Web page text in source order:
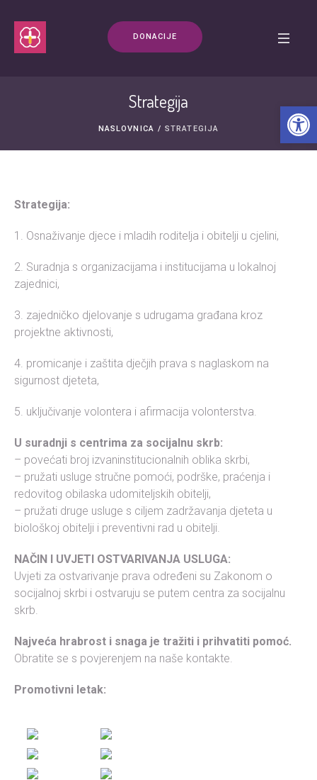
DONACIJE
Strategija
NASLOVNICA / STRATEGIJA
Strategija:
1. Osnaživanje djece i mladih roditelja i obitelji u cjelini,
2. Suradnja s organizacijama i institucijama u lokalnoj
zajednici,
3. zajedničko djelovanje s udrugama građana kroz
projektne aktivnosti,
4. promicanje i zaštita dječjih prava s naglaskom na
sigurnost djeteta,
5. uključivanje volontera i afirmacija volonterstva.
U suradnji s centrima za socijalnu skrb:
– povećati broj izvaninstitucionalnih oblika skrbi,
– pružati usluge stručne pomoći, podrške, praćenja i
redovitog obilaska udomiteljskih obitelji,
– pružati druge usluge s ciljem zadržavanja djeteta u
biološkoj obitelji i preventivni rad u obitelji.
NAČIN I UVJETI OSTVARIVANJA USLUGA:
Uvjeti za ostvarivanje prava određeni su Zakonom o
socijalnoj skrbi i ostvaruju se putem centra za socijalnu
skrb.
Najveća hrabrost i snaga je tražiti i prihvatiti pomoć.
Obratite se s povjerenjem na naše kontakte.
Promotivni letak: